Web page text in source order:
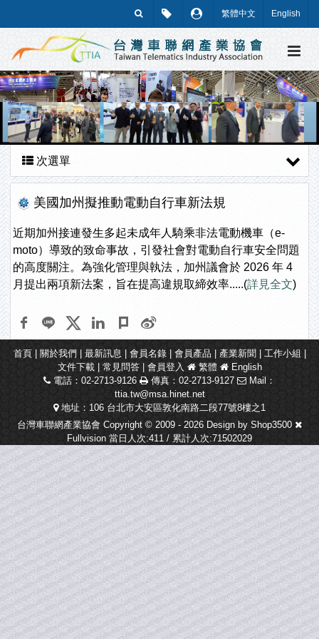
繁體中文 English
次選單
美國加州擬推動電動自行車新法規
近期加州接連發生多起未成年人騎乘非法電動機車（e-
moto）導致的致命事故，引發社會對電動自行車安全問題
的高度關注。為強化管理與執法，加州議會於 2026 年 4
月提出兩項新法案，旨在提高違規取締效率.....(詳見全文)
首頁| 關於我們 最新訊息 會員名錄| 會員產品 產業新聞 工作小組
文件下載| 常見問答| 會員登入 繁體
English
電話：02-2713-9126
傳真：02-2713-9127
Mail：
ttia.tw@msa.hinet.net
地址：106 台北市大安區敦化南路二段77號8樓之1
台灣車聯網產業協會 Copyright © 2009 - 2026 Design by Shop3500
Fullvision 當日人次:411 / 累計人次:71502029